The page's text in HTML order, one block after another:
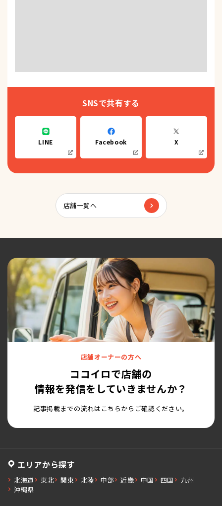
SNSで共有する
LINE Facebook X
店舗一覧へ
店舗オーナーの方へ
ココイロで店舗の
情報を発信をしていきませんか？
記事掲載までの流れはこちらからご確認ください。
エリアから探す
北海道 東北 関東 北陸 中部 近畿 中国 四国
九州
沖縄県